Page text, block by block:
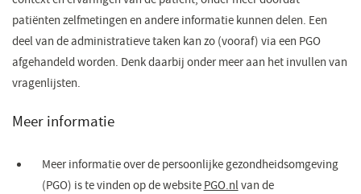
patiënten zelfmetingen en andere informatie kunnen delen. Een
deel van de administratieve taken kan zo (vooraf) via een PGO
afgehandeld worden. Denk daarbij onder meer aan het invullen van
vragenlijsten.
Meer informatie
Meer informatie over de persoonlijke gezondheidsomgeving
(PGO) is te vinden op de website PGO.nl(opent
van de